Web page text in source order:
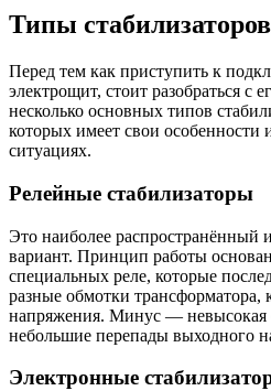
Типы
Перед тем как приступить к
электрощит, стоит разобраться с
несколько основных типов
которых имеет свои особенности
ситуациях.
Релейные стабилизаторы
Это наиболее распространённый
вариант. Принцип работы
специальных реле, которые
разные обмотки трансформатора,
напряжения. Минус — невысокая
небольшие перепады выходного
Электронные